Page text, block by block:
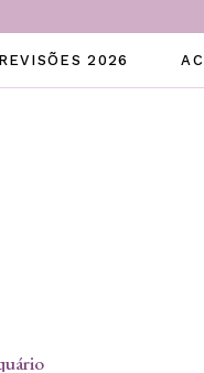
2026